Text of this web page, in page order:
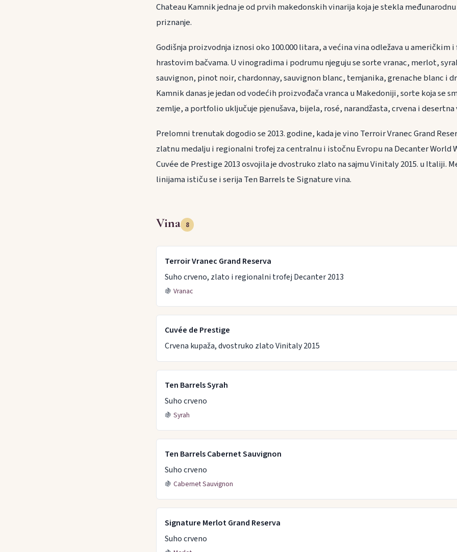
Chateau Kamnik jedna je od prvih makedonskih vinarija koja je stekla
priznanje.
Godišnja proizvodnja iznosi oko 100.000 litara, a većina vina odležava u američkim
hrastovim bačvama. U vinogradima i podrumu njeguju se sorte vranac, merlot,
sauvignon, pinot noir, chardonnay, sauvignon blanc, temjanika, grenache blanc i
Kamnik danas je jedan od vodećih proizvođača vranca u Makedoniji, sorte koja se
zemlje, a portfolio uključuje pjenušava, bijela, rosé, narandžasta, crvena i
Prelomni trenutak dogodio se 2013. godine, kada je vino Terroir Vranec Grand
zlatnu medalju i regionalni trofej za centralnu i istočnu Evropu na Decanter World
Cuvée de Prestige 2013 osvojila je dvostruko zlato na sajmu Vinitaly 2015. u Italiji.
linijama ističu se i serija Ten Barrels te Signature vina.
Vina 8
Terroir Vranec Grand Reserva
Suho crveno, zlato i regionalni trofej Decanter 2013
🍇 Vranac
Cuvée de Prestige
Crvena kupaža, dvostruko zlato Vinitaly 2015
Ten Barrels Syrah
Suho crveno
🍇 Syrah
Ten Barrels Cabernet Sauvignon
Suho crveno
🍇 Cabernet Sauvignon
Signature Merlot Grand Reserva
Suho crveno